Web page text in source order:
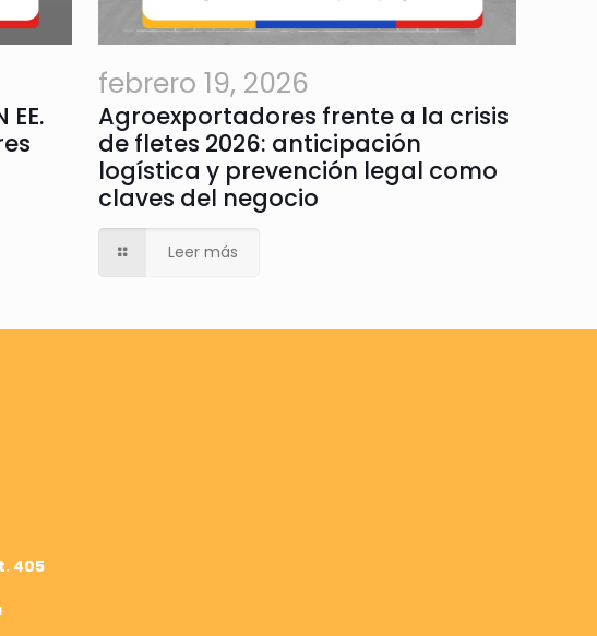
EE.
febrero 19, 2026
Agroexportadores frente a la crisis
de fletes 2026: anticipación
logística y prevención legal como
claves del negocio
Leer más
405